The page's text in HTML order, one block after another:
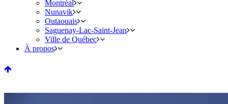
Montréal
Nunavik
Outaouais
Saguenay-Lac-Saint-Jean
Ville de Québec
À propos